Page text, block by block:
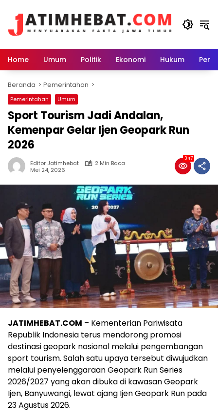
Home Umum Politik Ekonomi Hukum
Beranda Pemerintahan
Pemerintahan Umum
Sport Tourism Jadi Andalan,
Kemenpar Gelar Ijen Geopark Run
2026
Editor Jatimhebat
2 Min Baca
Mei 24, 2026
347
JATIMHEBAT.COM – Kementerian Pariwisata
Republik Indonesia terus mendorong promosi
destinasi geopark nasional melalui pengembangan
sport tourism. Salah satu upaya tersebut diwujudkan
melalui penyelenggaraan Geopark Run Series
2026/2027 yang akan dibuka di kawasan Geopark
Ijen, Banyuwangi, lewat ajang Ijen Geopark Run pada
23 Agustus 2026.